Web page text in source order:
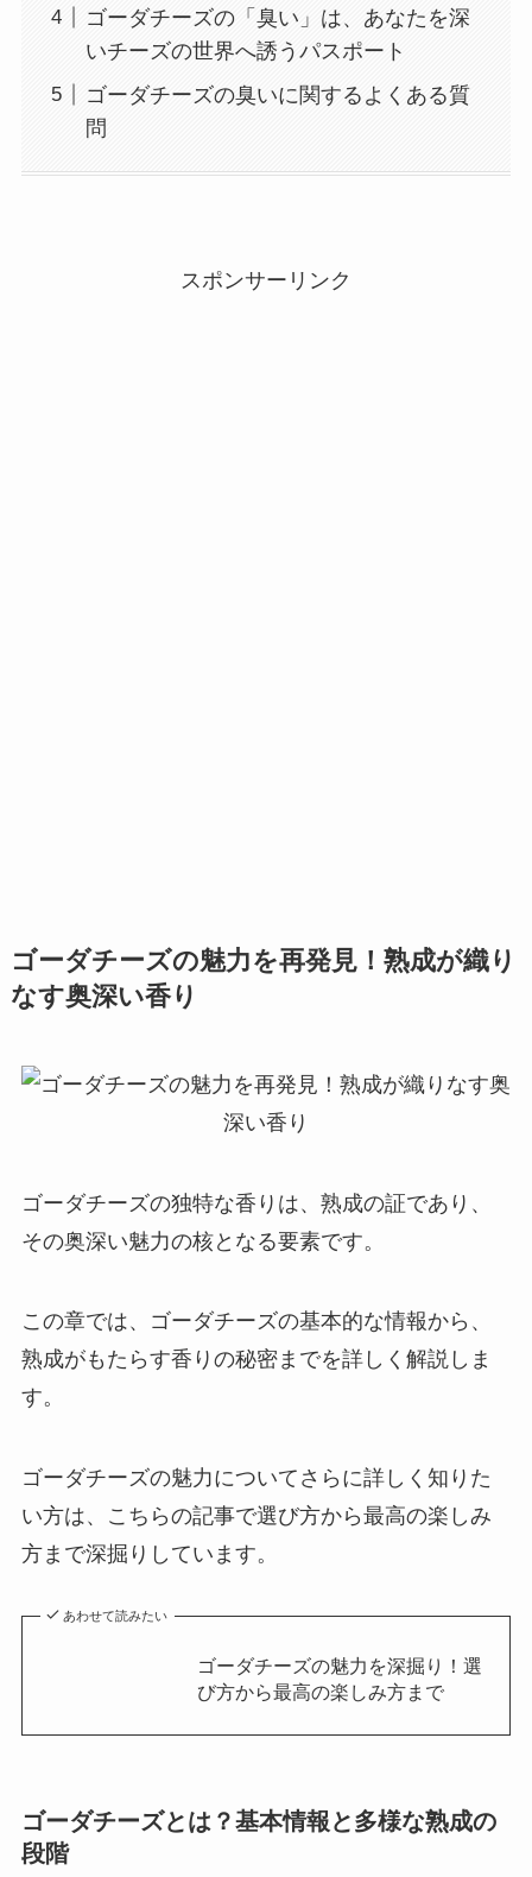
ゴーダチーズの「臭い」は、あなたを深
いチーズの世界へ誘うパスポート
ゴーダチーズの臭いに関するよくある質
問
スポンサーリンク
ゴーダチーズの魅力を再発見！熟成が織り
なす奥深い香り
ゴーダチーズの独特な香りは、熟成の証であり、
その奥深い魅力の核となる要素です。
この章では、ゴーダチーズの基本的な情報から、
熟成がもたらす香りの秘密までを詳しく解説しま
す。
ゴーダチーズの魅力についてさらに詳しく知りた
い方は、こちらの記事で選び方から最高の楽しみ
方まで深掘りしています。
あわせて読みたい
ゴーダチーズの魅力を深掘り！選
び方から最高の楽しみ方まで
ゴーダチーズとは？基本情報と多様な熟成の
段階